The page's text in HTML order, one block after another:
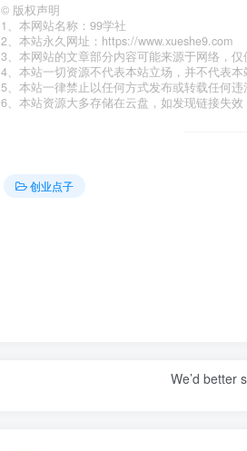
© 版权声明
1、本网站名称：99学社
2、本站永久网址：https://www.xueshe9.com
3、本网站的文章部分内容可能来源于网络，
4、本站一切资源不代表本站立场，并不代表本
5、本站一律禁止以任何方式发布或转载任何
6、本站资源大多存储在云盘，如发现链接失效
创业点子
We’d better